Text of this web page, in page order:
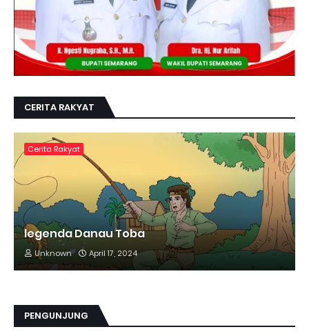
CERITA RAKYAT
Cerita Rakyat
legenda Danau Toba
Unknown April 17, 2024
PENGUNJUNG